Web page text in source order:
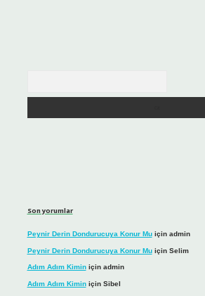
Son yorumlar
Peynir Derin Dondurucuya Konur Muiçin admin
Peynir Derin Dondurucuya Konur Muiçin Selim
Adım Adım Kiminiçin admin
Adım Adım Kiminiçin Sibel